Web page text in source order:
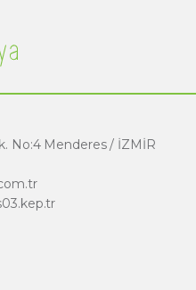
No:4 Menderes / İZMİR